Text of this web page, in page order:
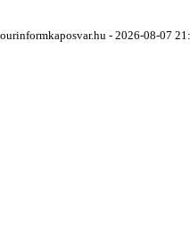
- 2026-08-07